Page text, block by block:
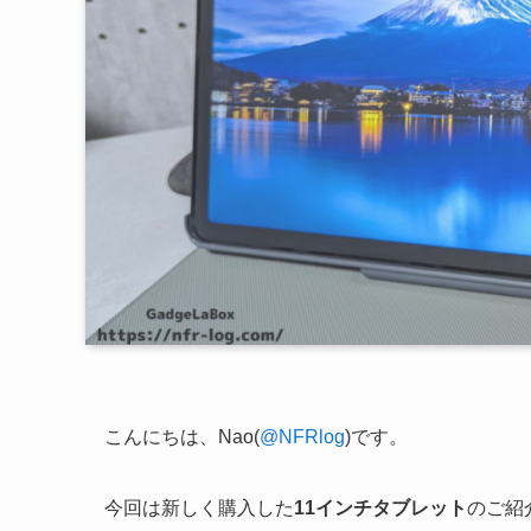
こんにちは、Nao(@NFRlog)です。
今回は新しく購入した11インチタブレットのご紹